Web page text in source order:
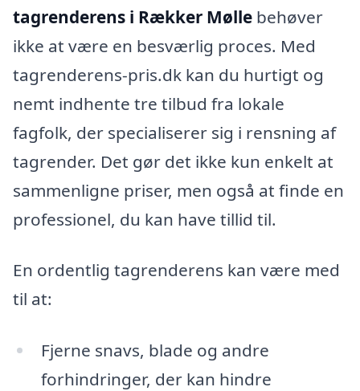
tagrenderens i Rækker Mølle behøver
ikke at være en besværlig proces. Med
tagrenderens-pris.dk kan du hurtigt og
nemt indhente tre tilbud fra lokale
fagfolk, der specialiserer sig i rensning af
tagrender. Det gør det ikke kun enkelt at
sammenligne priser, men også at finde en
professionel, du kan have tillid til.
En ordentlig tagrenderens kan være med
til at:
Fjerne snavs, blade og andre
forhindringer, der kan hindre